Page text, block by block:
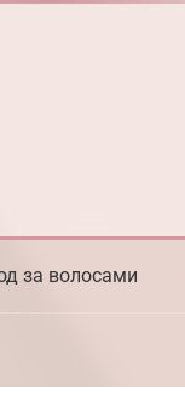
за волосами